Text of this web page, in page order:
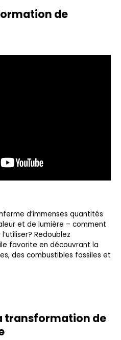
de
d’immenses quantités
et de lumière – comment
Redoublez
favorite en découvrant la
des combustibles fossiles et
transformation de